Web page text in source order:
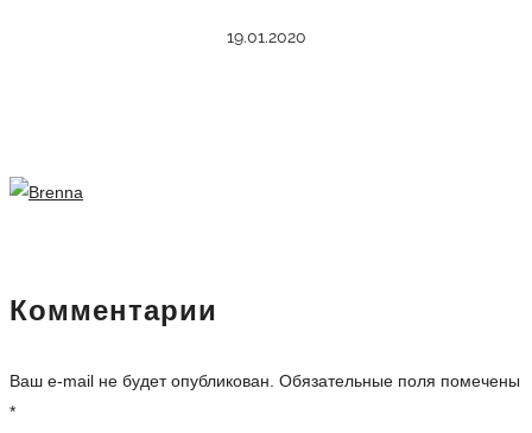
19.01.2020
Комментарии
Ваш e-mail не будет опубликован. Обязательные поля помечены
*